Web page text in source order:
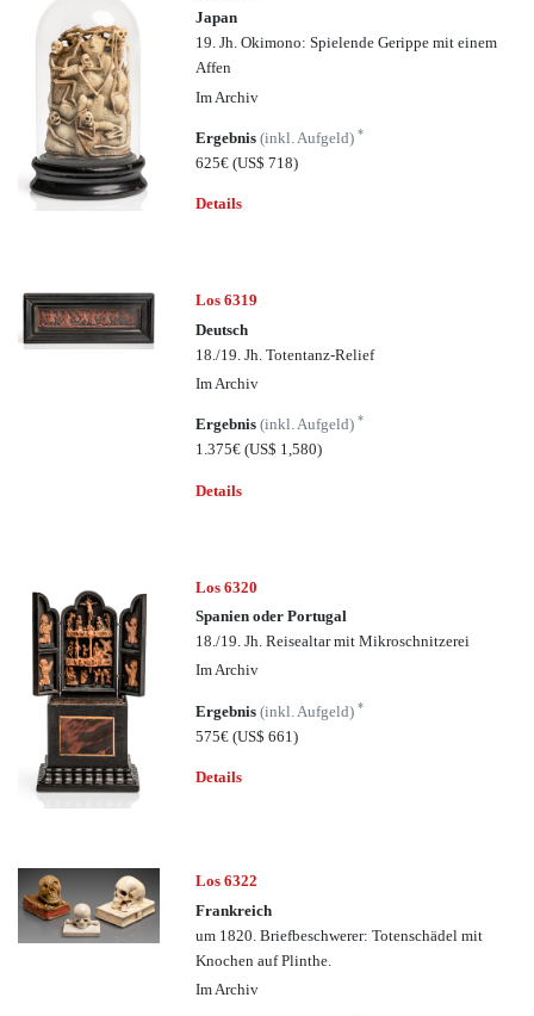
Japan
19. Jh. Okimono: Spielende Gerippe mit einem
Affen
Im Archiv
Ergebnis(inkl. Aufgeld)*
625€(US$ 718)
Details
Los 6319
Deutsch
18./19. Jh. Totentanz-Relief
Im Archiv
Ergebnis(inkl. Aufgeld)*
1.375€(US$ 1,580)
Details
Los 6320
Spanien oder Portugal
18./19. Jh. Reisealtar mit Mikroschnitzerei
Im Archiv
Ergebnis(inkl. Aufgeld)*
575€(US$ 661)
Details
Los 6322
Frankreich
um 1820. Briefbeschwerer: Totenschädel mit
Knochen auf Plinthe.
Im Archiv